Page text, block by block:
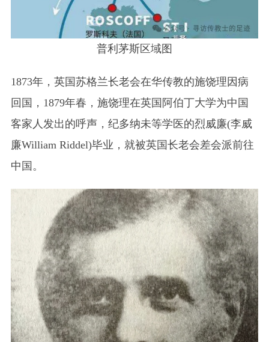
普利茅斯区域图
1873年，英国苏格兰长老会在华传教的施饶理因病
回国，1879年春，施饶理在英国阿伯丁大学为中国
客家人发出的呼声，纪多纳未等学医的烈威廉(李威
廉William Riddel)毕业，就被英国长老会差会派前往
中国。